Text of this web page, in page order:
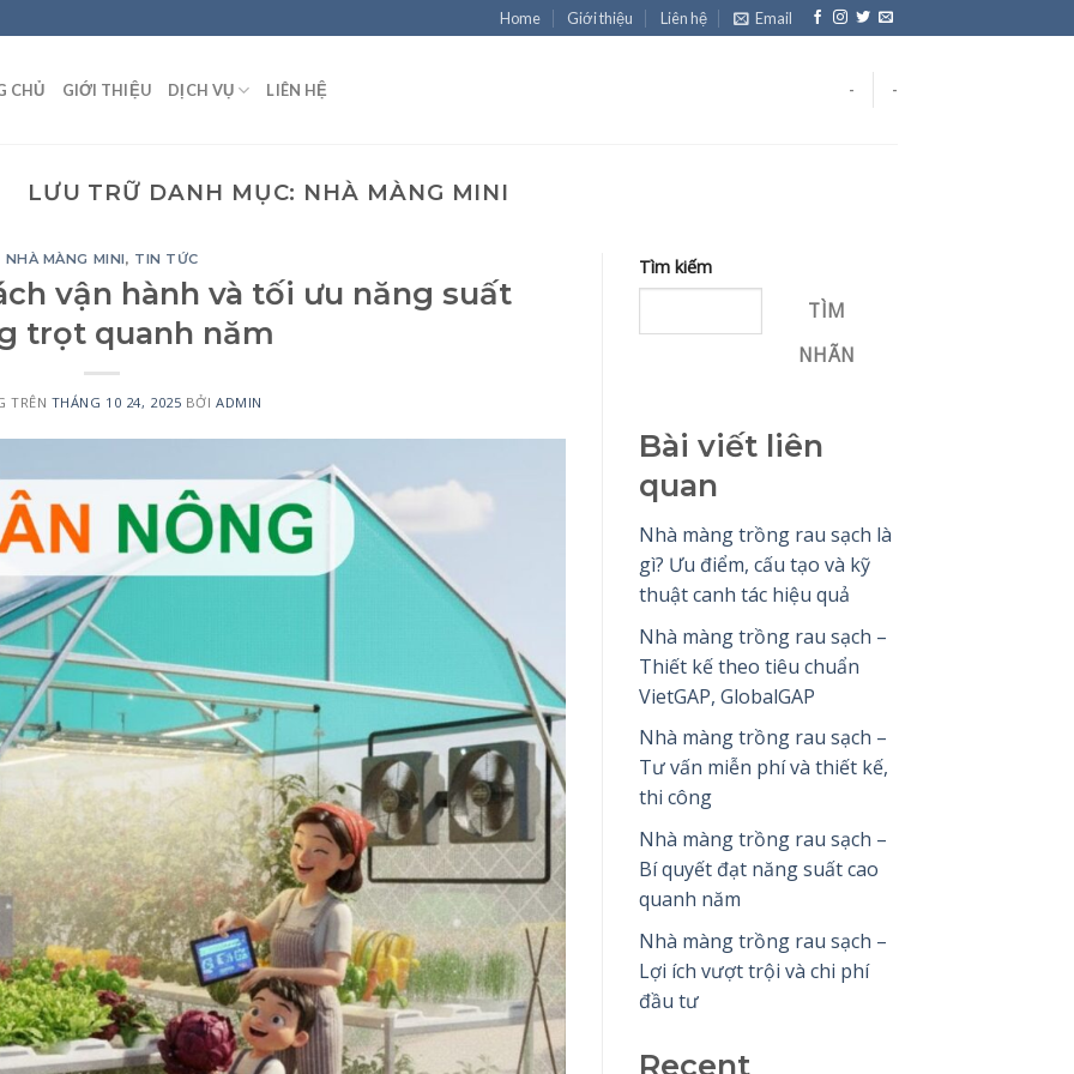
Home Giới thiệu Liên hệ Email
CHỦ GIỚI THIỆU DỊCH VỤ LIÊN HỆ - -
LƯU TRỮ DANH MỤC: NHÀ MÀNG MINI
NHÀ MÀNG MINI, TIN TỨC
vận hành và tối ưu năng suất
trọt quanh năm
TRÊN THÁNG 10 24, 2025 BỞIADMIN
Tìm kiếm
TÌM
NHÃN
Bài viết liên
quan
Nhà màng trồng rau sạch là
gì? Ưu điểm, cấu tạo và kỹ
thuật canh tác hiệu quả
Nhà màng trồng rau sạch –
Thiết kế theo tiêu chuẩn
VietGAP, GlobalGAP
Nhà màng trồng rau sạch –
Tư vấn miễn phí và thiết kế,
thi công
Nhà màng trồng rau sạch –
Bí quyết đạt năng suất cao
quanh năm
Nhà màng trồng rau sạch –
Lợi ích vượt trội và chi phí
đầu tư
Recent